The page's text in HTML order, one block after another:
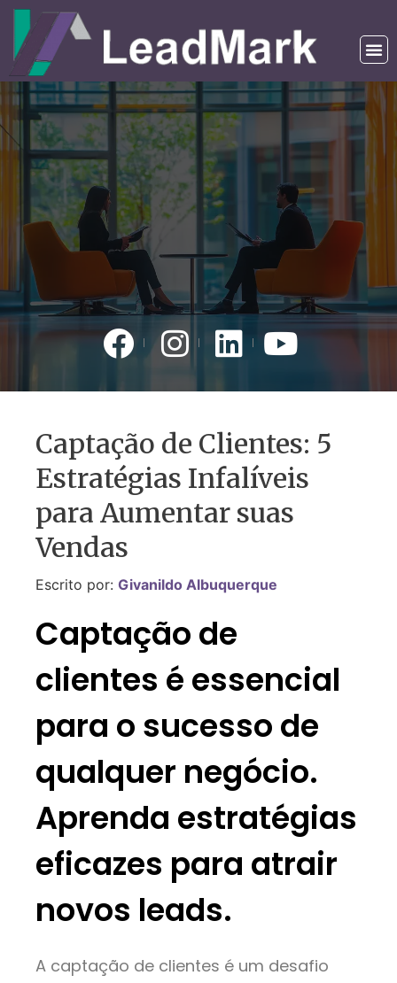
Captação de Clientes: 5
Estratégias Infalíveis
para Aumentar suas
Vendas
Escrito por: Givanildo Albuquerque
Captação de
clientes é essencial
para o sucesso de
qualquer negócio.
Aprenda estratégias
eficazes para atrair
novos leads.
A captação de clientes é um desafio